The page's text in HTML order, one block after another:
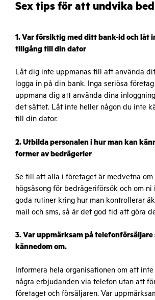
Sex tips för att undvika
1. Var försiktig med ditt bank-id och låt
tillgång till din dator
Låt dig inte uppmanas till att använda
logga in på din bank. Inga seriösa
uppmana dig att använda dina
det sättet. Låt inte heller någon du inte
till din dator.
2. Utbilda personalen i hur man kan
former av bedrägerier
Se till att alla i företaget är medvetna
högsäsong för bedrägeriförsök och om ni
goda rutiner kring hur man kontrollerar
mail och sms, så är det god tid att göra
3. Var uppmärksam på telefonförsäljare
kännedom om.
Informera hela organisationen om att inte
några erbjudanden via telefon utan att
företaget och försäljaren. Var